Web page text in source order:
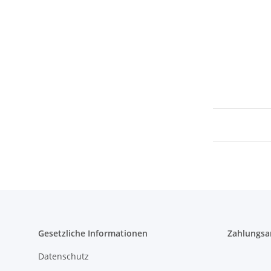
Gesetzliche Informationen
Datenschutz